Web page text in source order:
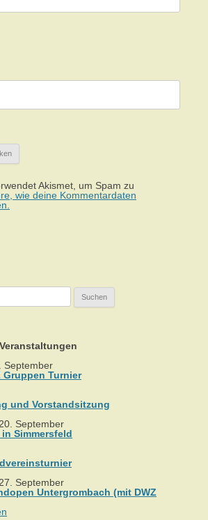
Akismet, um Spam zu
wie deine Kommentardaten
September
Gruppen Turnier
und Vorstandsitzung
20. September
Simmersfeld
27. September
Untergrombach (mit DWZ